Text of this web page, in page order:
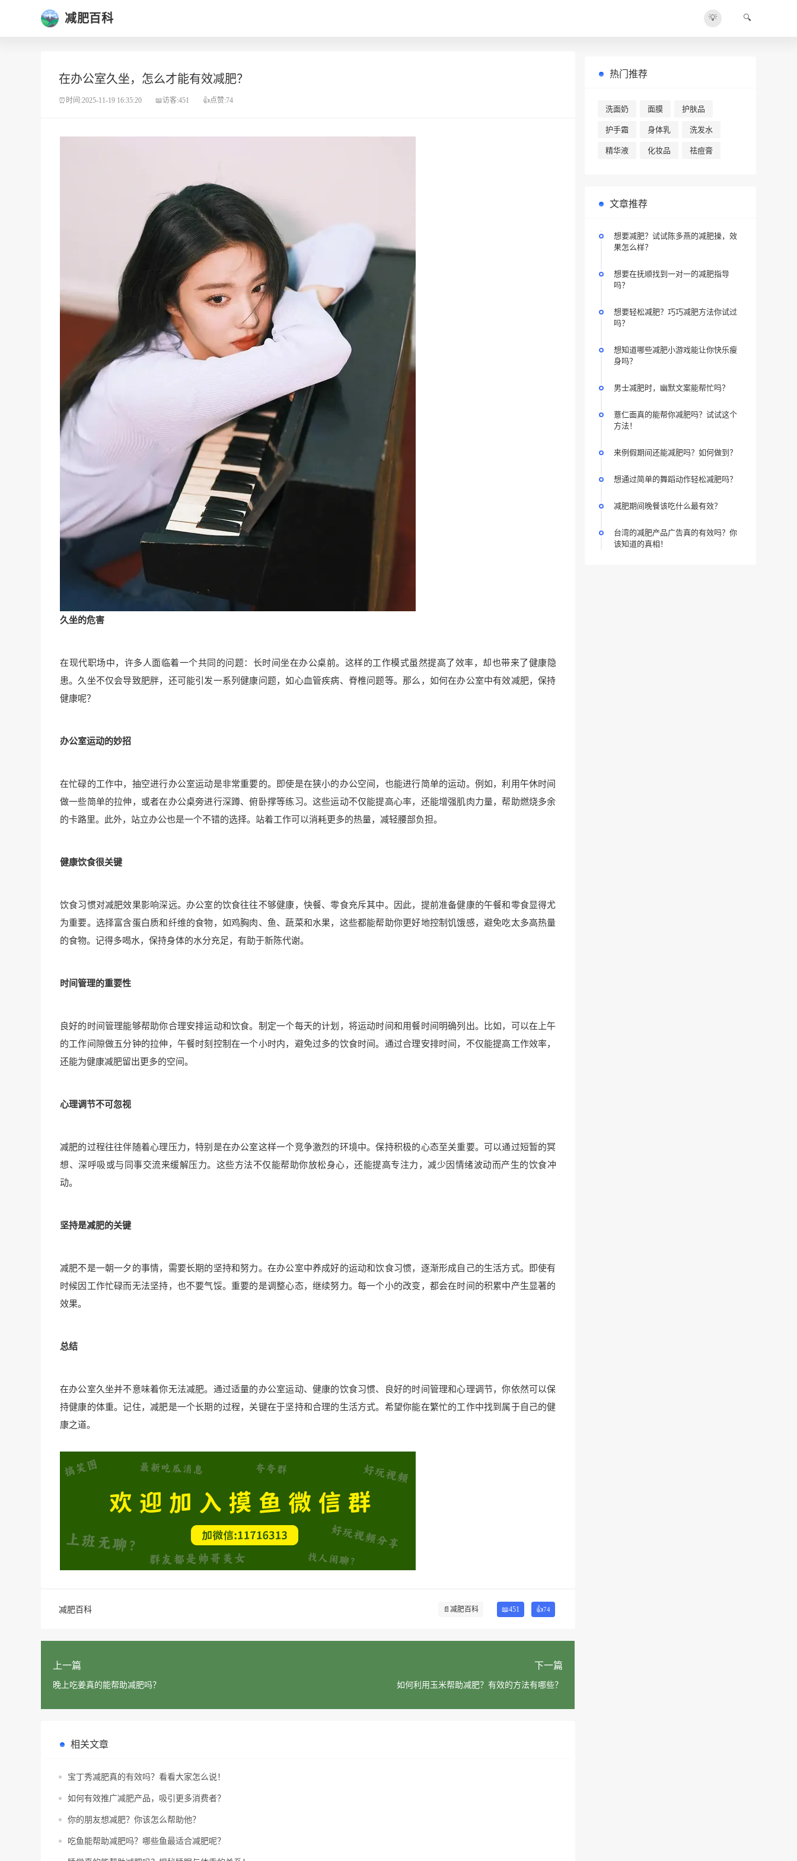
减肥百科 💡 🔍
在办公室久坐，怎么才能有效减肥？
⏰时间:2025-11-19 16:35:20 📖访客:451 👍点赞:74
久坐的危害
在现代职场中，许多人面临着一个共同的问题：长时间坐在办公桌前。这样的工作模式虽然提高了效率，却也带来了健康隐
患。久坐不仅会导致肥胖，还可能引发一系列健康问题，如心血管疾病、脊椎问题等。那么，如何在办公室中有效减肥，保持
健康呢？
办公室运动的妙招
在忙碌的工作中，抽空进行办公室运动是非常重要的。即使是在狭小的办公空间，也能进行简单的运动。例如，利用午休时间
做一些简单的拉伸，或者在办公桌旁进行深蹲、俯卧撑等练习。这些运动不仅能提高心率，还能增强肌肉力量，帮助燃烧多余
的卡路里。此外，站立办公也是一个不错的选择。站着工作可以消耗更多的热量，减轻腰部负担。
健康饮食很关键
饮食习惯对减肥效果影响深远。办公室的饮食往往不够健康，快餐、零食充斥其中。因此，提前准备健康的午餐和零食显得尤
为重要。选择富含蛋白质和纤维的食物，如鸡胸肉、鱼、蔬菜和水果，这些都能帮助你更好地控制饥饿感，避免吃太多高热量
的食物。记得多喝水，保持身体的水分充足，有助于新陈代谢。
时间管理的重要性
良好的时间管理能够帮助你合理安排运动和饮食。制定一个每天的计划，将运动时间和用餐时间明确列出。比如，可以在上午
的工作间隙做五分钟的拉伸，午餐时刻控制在一个小时内，避免过多的饮食时间。通过合理安排时间，不仅能提高工作效率，
还能为健康减肥留出更多的空间。
心理调节不可忽视
减肥的过程往往伴随着心理压力，特别是在办公室这样一个竞争激烈的环境中。保持积极的心态至关重要。可以通过短暂的冥
想、深呼吸或与同事交流来缓解压力。这些方法不仅能帮助你放松身心，还能提高专注力，减少因情绪波动而产生的饮食冲
动。
坚持是减肥的关键
减肥不是一朝一夕的事情，需要长期的坚持和努力。在办公室中养成好的运动和饮食习惯，逐渐形成自己的生活方式。即使有
时候因工作忙碌而无法坚持，也不要气馁。重要的是调整心态，继续努力。每一个小的改变，都会在时间的积累中产生显著的
效果。
总结
在办公室久坐并不意味着你无法减肥。通过适量的办公室运动、健康的饮食习惯、良好的时间管理和心理调节，你依然可以保
持健康的体重。记住，减肥是一个长期的过程，关键在于坚持和合理的生活方式。希望你能在繁忙的工作中找到属于自己的健
康之道。
减肥百科 📄 减肥百科 📖451 👍74
上一篇
晚上吃姜真的能帮助减肥吗？
下一篇
如何利用玉米帮助减肥？有效的方法有哪些？
相关文章
宝丁秀减肥真的有效吗？看看大家怎么说！
如何有效推广减肥产品，吸引更多消费者？
你的朋友想减肥？你该怎么帮助他？
吃鱼能帮助减肥吗？哪些鱼最适合减肥呢？
热门推荐
洗面奶 面膜 护肤品
护手霜 身体乳 洗发水
精华液 化妆品 祛痘膏
文章推荐
想要减肥？试试陈多燕的减肥操，效
果怎么样？
想要在抚顺找到一对一的减肥指导
吗？
想要轻松减肥？巧巧减肥方法你试过
吗？
想知道哪些减肥小游戏能让你快乐瘦
身吗？
男士减肥时，幽默文案能帮忙吗？
薏仁面真的能帮你减肥吗？试试这个
方法！
来例假期间还能减肥吗？如何做到？
想通过简单的舞蹈动作轻松减肥吗？
减肥期间晚餐该吃什么最有效？
台湾的减肥产品广告真的有效吗？你
该知道的真相！